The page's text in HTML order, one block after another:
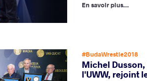
En savoir plus...
#BudaWrestle2018
Michel
l'UWW, rejoint